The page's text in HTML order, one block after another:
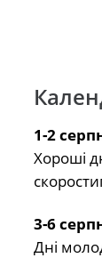
1-2
Хороші
3-6
Дні